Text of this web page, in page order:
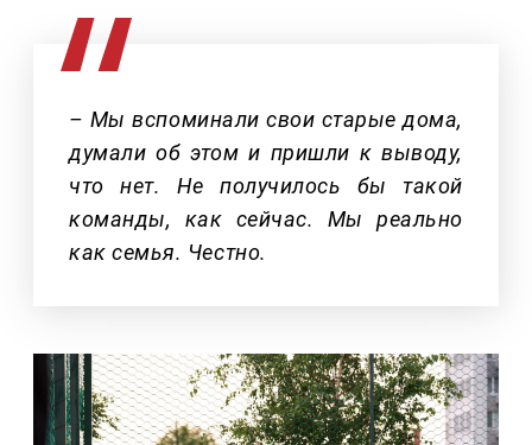
– Мы вспоминали свои старые дома,
думали об этом и пришли к выводу,
что нет. Не получилось бы такой
команды, как сейчас. Мы реально
как семья. Честно.